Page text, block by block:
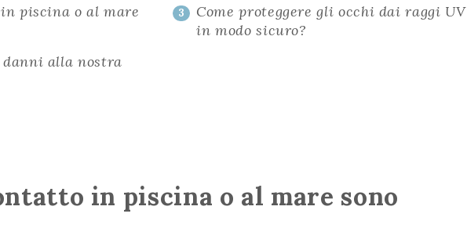
piscina o al mare
danni alla nostra
3
Come proteggere gli occhi dai raggi UV
in modo sicuro?
in piscina o al mare sono